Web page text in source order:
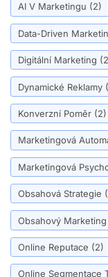
AI V Marketingu (2)
Data-Driven
Digitální Marketing
Dynamické Reklamy
Konverzní Poměr (2)
Marketingová
Marketingová
Obsahová Strategie
Obsahový Marketing
Online Reputace (2)
Online Segmentace